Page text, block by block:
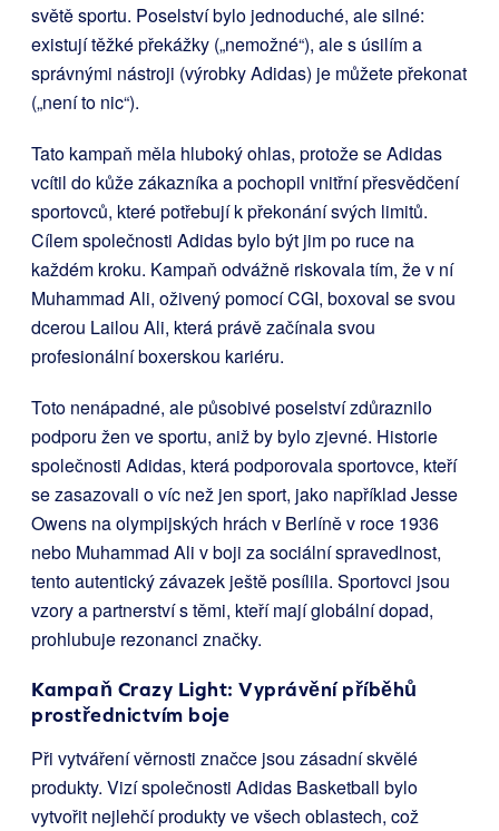
světě sportu. Poselství bylo jednoduché, ale silné:
existují těžké překážky („nemožné“), ale s úsilím a
správnými nástroji (výrobky Adidas) je můžete překonat
(„není to nic“).
Tato kampaň měla hluboký ohlas, protože se Adidas
vcítil do kůže zákazníka a pochopil vnitřní přesvědčení
sportovců, které potřebují k překonání svých limitů.
Cílem společnosti Adidas bylo být jim po ruce na
každém kroku. Kampaň odvážně riskovala tím, že v ní
Muhammad Ali, oživený pomocí CGI, boxoval se svou
dcerou Lailou Ali, která právě začínala svou
profesionální boxerskou kariéru.
Toto nenápadné, ale působivé poselství zdůraznilo
podporu žen ve sportu, aniž by bylo zjevné. Historie
společnosti Adidas, která podporovala sportovce, kteří
se zasazovali o víc než jen sport, jako například Jesse
Owens na olympijských hrách v Berlíně v roce 1936
nebo Muhammad Ali v boji za sociální spravedlnost,
tento autentický závazek ještě posílila. Sportovci jsou
vzory a partnerství s těmi, kteří mají globální dopad,
prohlubuje rezonanci značky.
Kampaň Crazy Light: Vyprávění příběhů
prostřednictvím boje
Při vytváření věrnosti značce jsou zásadní skvělé
produkty. Vizí společnosti Adidas Basketball bylo
vytvořit nejlehčí produkty ve všech oblastech, což